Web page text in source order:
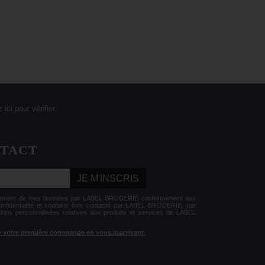
ici pour vérifier.
JE M'INSCRIS
de mes données par LABEL BRODERIE conformément aux
et souhaite être contacté par LABEL BRODERIE, par
personnalisées relatives aux produits et services de LABEL
première commande en vous inscrivant.